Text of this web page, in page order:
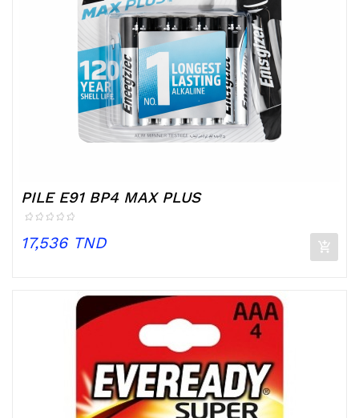
PILE E91 BP4 MAX PLUS
Prix
17,536 TND